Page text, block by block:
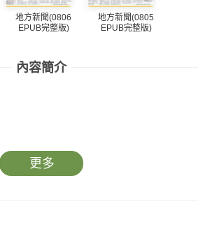
地方新聞(0806
EPUB完整版)
地方新聞(0805
EPUB完整版)
內容簡介
更多